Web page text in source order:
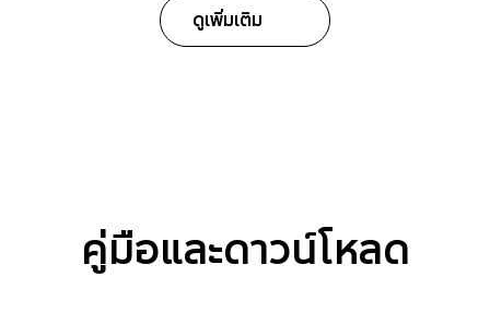
ดูเพิ่มเติม
คู่มือและดาวน์โหลด